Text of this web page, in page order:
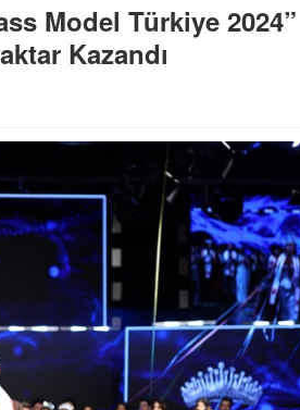
Model Türkiye 2024”
Kazandı